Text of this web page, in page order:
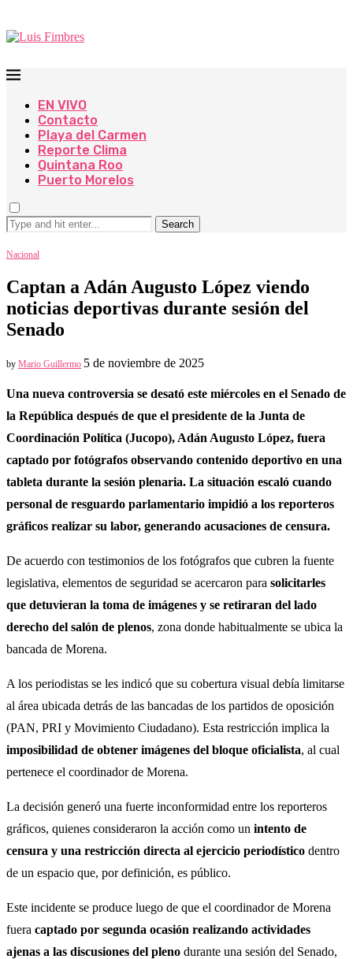
EN VIVO
Contacto
Playa del Carmen
Reporte Clima
Quintana Roo
Puerto Morelos
Search
Nacional
Captan a Adán Augusto López viendo
noticias deportivas durante sesión del
Senado
by Mario Guillermo 5 de noviembre de 2025
Una nueva controversia se desató este miércoles en el Senado de
la República después de que el presidente de la Junta de
Coordinación Política (Jucopo), Adán Augusto López, fuera
captado por fotógrafos observando contenido deportivo en una
tableta durante la sesión plenaria. La situación escaló cuando
personal de resguardo parlamentario impidió a los reporteros
gráficos realizar su labor, generando acusaciones de censura.
De acuerdo con testimonios de los fotógrafos que cubren la fuente
legislativa, elementos de seguridad se acercaron para solicitarles
que detuvieran la toma de imágenes y se retiraran del lado
derecho del salón de plenos, zona donde habitualmente se ubica la
bancada de Morena.
A los periodistas se les indicó que su cobertura visual debía limitarse
al área ubicada detrás de las bancadas de los partidos de oposición
(PAN, PRI y Movimiento Ciudadano). Esta restricción implica la
imposibilidad de obtener imágenes del bloque oficialista, al cual
pertenece el coordinador de Morena.
La decisión generó una fuerte inconformidad entre los reporteros
gráficos, quienes consideraron la acción como un intento de
censura y una restricción directa al ejercicio periodístico dentro
de un espacio que, por definición, es público.
Este incidente se produce luego de que el coordinador de Morena
fuera captado por segunda ocasión realizando actividades
ajenas a las discusiones del pleno durante una sesión del Senado,